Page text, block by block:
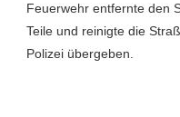
Feuerwehr entfernte den
Teile und reinigte die
Polizei übergeben.